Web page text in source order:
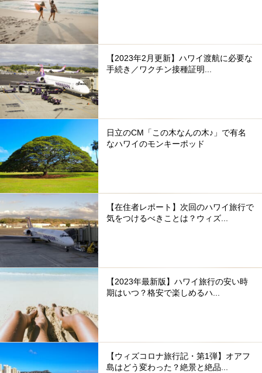
【2023年2月更新】ハワイ渡航に必要な
手続き／ワクチン接種証明...
日立のCM「この木なんの木♪」で有名
なハワイのモンキーポッド
【在住者レポート】次回のハワイ旅行で
気をつけるべきことは？ウィズ...
【2023年最新版】ハワイ旅行の安い時
期はいつ？格安で楽しめるハ...
【ウィズコロナ旅行記・第1弾】オアフ
島はどう変わった？絶景と絶品...